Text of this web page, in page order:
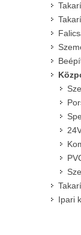
Ipari